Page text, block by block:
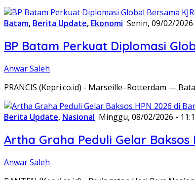
Batam, Berita Update, Ekonomi Senin, 09/02/2026
BP Batam Perkuat Diplomasi
Anwar Saleh
PRANCIS (Kepri.co.id) - Marseille–Rotterdam —
Berita Update, Nasional Minggu, 08/02/2026 -
Artha Graha Peduli Gelar
Anwar Saleh